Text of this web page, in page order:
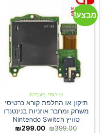
מבצע!
שירותי מעבדה
תיקון או החלפת קורא כרטיסי
משחק ומחבר אוזניות בנינטנדו
סוויץ Nintendo Switch
₪399.00
המחיר
₪299.00
המחיר